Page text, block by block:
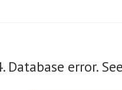
Database error.